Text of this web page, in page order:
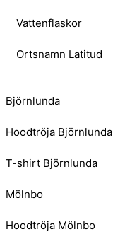
Vattenflaskor
Ortsnamn Latitud
Björnlunda
Hoodtröja Björnlunda
T-shirt Björnlunda
Mölnbo
Hoodtröja Mölnbo